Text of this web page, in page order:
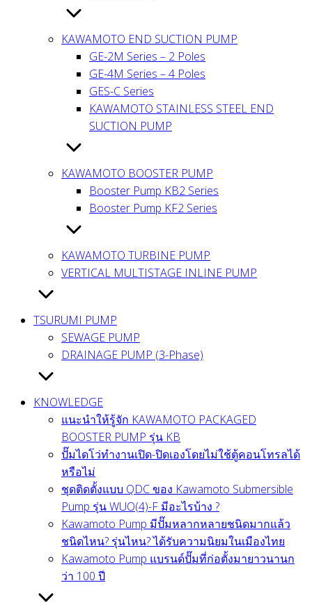
KAWAMOTO END SUCTION PUMP
GE-2M Series – 2 Poles
GE-4M Series – 4 Poles
GES-C Series
KAWAMOTO STAINLESS STEEL END
SUCTION PUMP
KAWAMOTO BOOSTER PUMP
Booster Pump KB2 Series
Booster Pump KF2 Series
KAWAMOTO TURBINE PUMP
VERTICAL MULTISTAGE INLINE PUMP
TSURUMI PUMP
SEWAGE PUMP
DRAINAGE PUMP (3-Phase)
KNOWLEDGE
แนะนำให้รู้จัก KAWAMOTO PACKAGED
BOOSTER PUMP รุ่น KB
ปั๊มไดโว่ทำงานเปิด-ปิดเองโดยไม่ใช้ตู้คอนโทรลได้
หรือไม่
ชุดติดตั้งแบบ QDC ของ Kawamoto Submersible
Pump รุ่น WUO(4)-F มีอะไรบ้าง ?
Kawamoto Pump มีปั๊มหลากหลายชนิดมากแล้ว
ชนิดไหน? รุ่นไหน? ได้รับความนิยมในเมืองไทย
Kawamoto Pump แบรนด์ปั๊มที่ก่อตั้งมายาวนานก
ว่า 100 ปี